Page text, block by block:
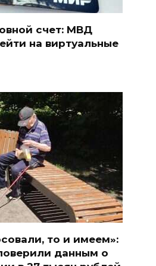
счет: МВД
на виртуальные
то и имеем»:
данным о